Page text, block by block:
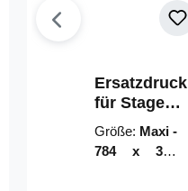
Ersatzdruck
für Stage
Riser
Größe: Maxi -
784 x 314